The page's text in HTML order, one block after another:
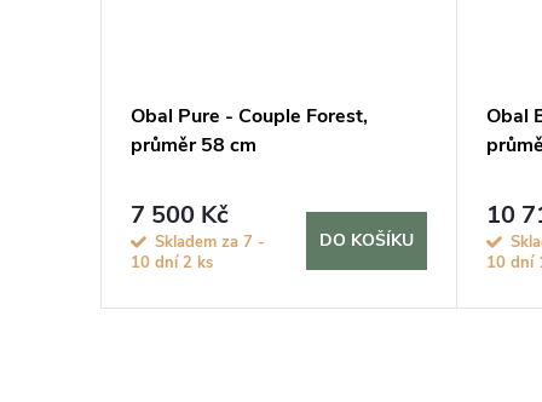
Obal Pure - Couple Forest,
průměr 58 cm
7 500 Kč
Skladem za 7 -
10 dní 2 ks
DO KOŠÍKU
Obal
10
10 dní